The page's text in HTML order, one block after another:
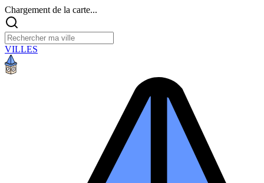
Chargement de la carte...
VILLES